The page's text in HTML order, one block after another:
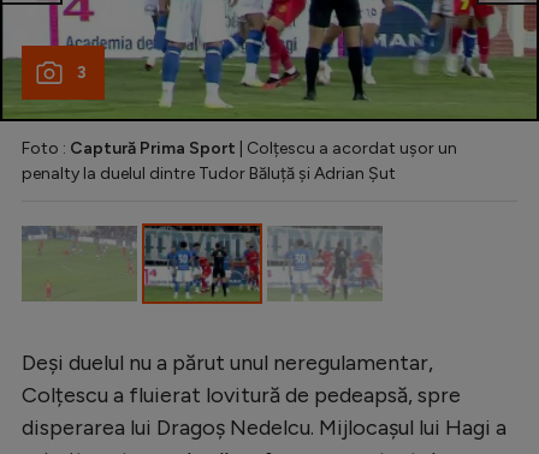
Rugby
Ciclism
Alte sporturi
JO 2024
Intră în cont
Creează cont
3
Foto : Captură Prima Sport | Colțescu a acordat ușor un
penalty la duelul dintre Tudor Băluță și Adrian Șut
Deși duelul nu a părut unul neregulamentar,
Colțescu a fluierat lovitură de pedeapsă, spre
disperarea lui Dragoș Nedelcu. Mijlocașul lui Hagi a